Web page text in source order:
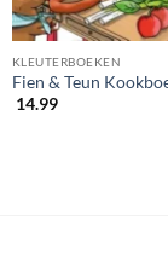
KLEUTERBOEKEN
Fien & Teun
14.99